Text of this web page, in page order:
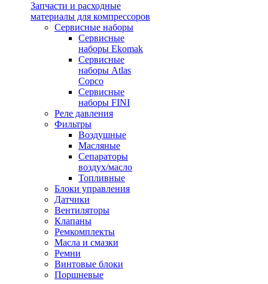
Запчасти и расходные
материалы для компрессоров
Cервисные наборы
Сервисные
наборы Ekomak
Cервисные
наборы Atlas
Copco
Сервисные
наборы FINI
Реле давления
Фильтры
Воздушные
Масляные
Сепараторы
воздух/масло
Топливные
Блоки управления
Датчики
Вентиляторы
Клапаны
Ремкомплекты
Масла и смазки
Ремни
Винтовые блоки
Поршневые